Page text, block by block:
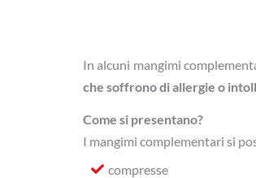
In alcuni mangimi
che soffrono di allergie o
Come si presentano?
I mangimi complementari si
compresse